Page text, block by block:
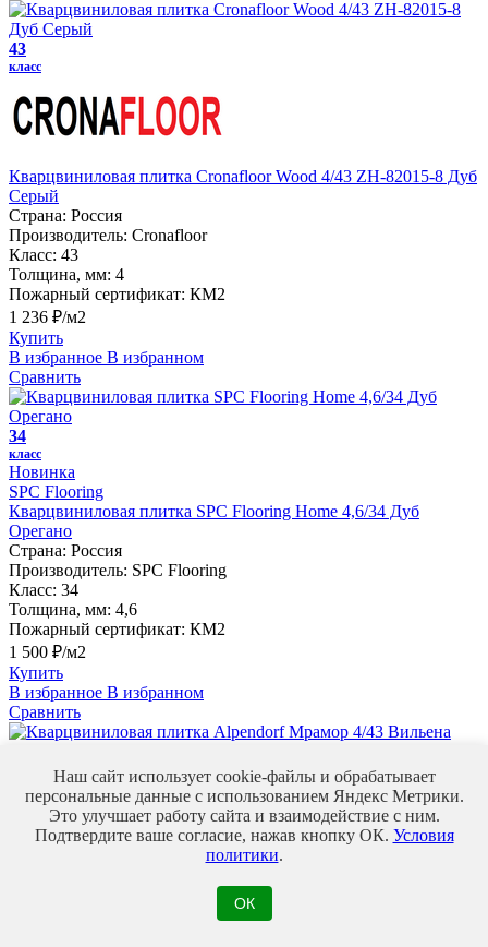
43
класс
Кварцвиниловая плитка Cronafloor Wood 4/43 ZH-82015-8 Дуб
Серый
Страна: Россия
Производитель: Cronafloor
Класс: 43
Толщина, мм: 4
Пожарный сертификат: КМ2
1 236 ₽/м2
Купить
В избранное В избранном
Сравнить
34
класс
Новинка
SPC Flooring
Кварцвиниловая плитка SPC Flooring Home 4,6/34 Дуб
Орегано
Страна: Россия
Производитель: SPC Flooring
Класс: 34
Толщина, мм: 4,6
Пожарный сертификат: КМ2
1 500 ₽/м2
Купить
В избранное В избранном
Сравнить
Кварцвиниловая плитка Alpendorf Мрамор 4/43 Вильена
Страна: Швейцария
Производитель: Alpendorf
Наш сайт использует cookie-файлы и обрабатывает
персональные данные с использованием Яндекс Метрики.
Это улучшает работу сайта и взаимодействие с ним.
Подтвердите ваше согласие, нажав кнопку ОК. Условия
политики.
ОК